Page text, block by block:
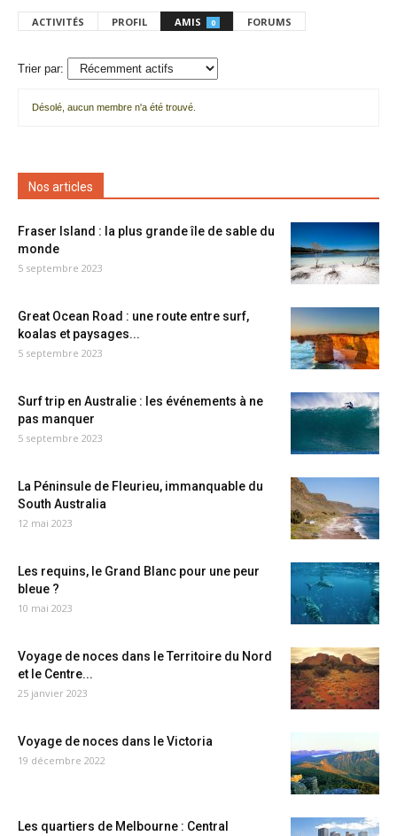
ACTIVITÉS PROFIL AMIS 0 FORUMS
Trier par:
amis
Désolé, aucun membre n'a été trouvé.
Nos articles
Fraser Island : la plus grande île de sable du
monde
5 septembre 2023
Great Ocean Road : une route entre surf,
koalas et paysages...
5 septembre 2023
Surf trip en Australie : les événements à ne
pas manquer
5 septembre 2023
La Péninsule de Fleurieu, immanquable du
South Australia
12 mai 2023
Les requins, le Grand Blanc pour une peur
bleue ?
10 mai 2023
Voyage de noces dans le Territoire du Nord
et le Centre...
25 janvier 2023
Voyage de noces dans le Victoria
19 décembre 2022
Les quartiers de Melbourne : Central